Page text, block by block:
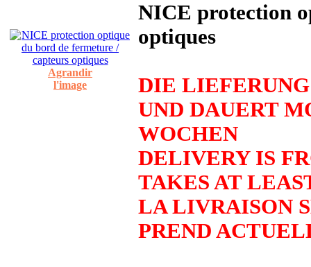
Agrandir
l'image
NICE protection
optiques
DIE
UND DAUERT
WOCHEN
DELIVERY IS
TAKES AT
LA LIVRAISON
PREND